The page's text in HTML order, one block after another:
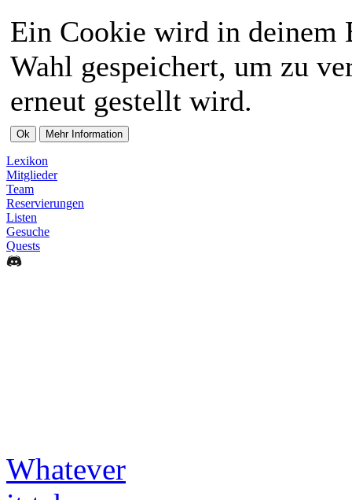
Ein Cookie wird in deinem
Wahl gespeichert, um zu
erneut gestellt wird.
Lexikon
Mitglieder
Team
Reservierungen
Listen
Gesuche
Quests
Whatever